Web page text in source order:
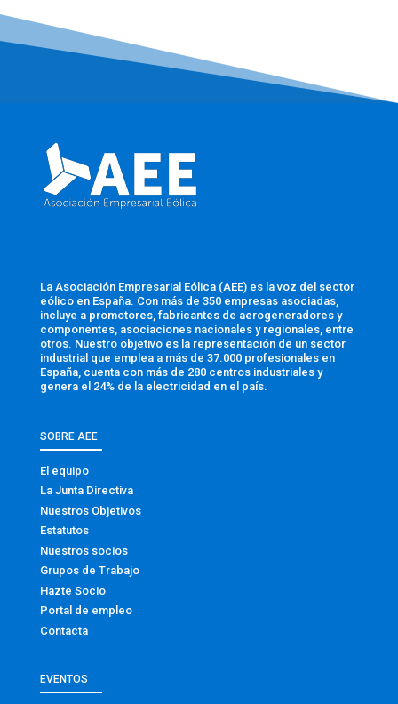
La Asociación Empresarial Eólica (AEE) es la voz del sector
eólico en España. Con más de 350 empresas asociadas,
incluye a promotores, fabricantes de aerogeneradores y
componentes, asociaciones nacionales y regionales, entre
otros. Nuestro objetivo es la representación de un sector
industrial que emplea a más de 37.000 profesionales en
España, cuenta con más de 280 centros industriales y
genera el 24% de la electricidad en el país.
SOBRE AEE
El equipo
La Junta Directiva
Nuestros Objetivos
Estatutos
Nuestros socios
Grupos de Trabajo
Hazte Socio
Portal de empleo
Contacta
EVENTOS